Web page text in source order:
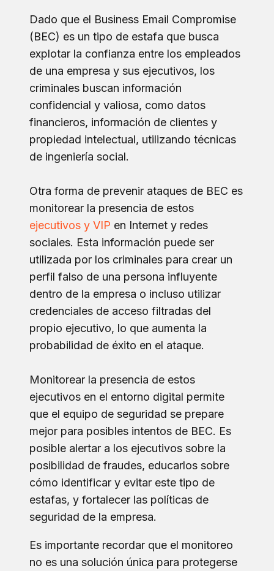
Dado que el Business Email Compromise
(BEC) es un tipo de estafa que busca
explotar la confianza entre los empleados
de una empresa y sus ejecutivos, los
criminales buscan información
confidencial y valiosa, como datos
financieros, información de clientes y
propiedad intelectual, utilizando técnicas
de ingeniería social.
Otra forma de prevenir ataques de BEC es
monitorear la presencia de estos
ejecutivos y VIP en Internet y redes
sociales. Esta información puede ser
utilizada por los criminales para crear un
perfil falso de una persona influyente
dentro de la empresa o incluso utilizar
credenciales de acceso filtradas del
propio ejecutivo, lo que aumenta la
probabilidad de éxito en el ataque.
Monitorear la presencia de estos
ejecutivos en el entorno digital permite
que el equipo de seguridad se prepare
mejor para posibles intentos de BEC. Es
posible alertar a los ejecutivos sobre la
posibilidad de fraudes, educarlos sobre
cómo identificar y evitar este tipo de
estafas, y fortalecer las políticas de
seguridad de la empresa.
Es importante recordar que el monitoreo
no es una solución única para protegerse